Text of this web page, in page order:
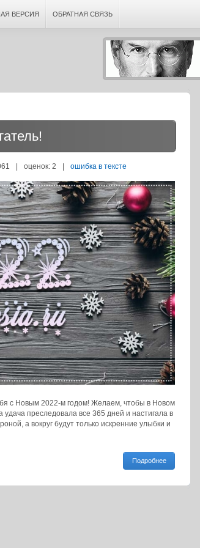
ВЕРСИЯ ОБРАТНАЯ СВЯЗЬ
| оценок: 2 | ошибка в тексте
с Новым 2022-м годом! Желаем, чтобы в Новом
удача преследовала все 365 дней и настигала в
а вокруг будут только искренние улыбки и
Подробнее